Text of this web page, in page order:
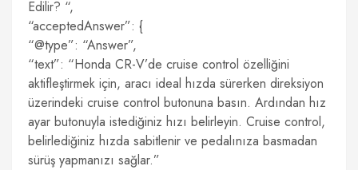
Edilir? “,
“acceptedAnswer”: {
“@type”: “Answer”,
“text”: “Honda CR-V’de cruise control özelliğini
aktifleştirmek için, aracı ideal hızda sürerken direksiyon
üzerindeki cruise control butonuna basın. Ardından hız
ayar butonuyla istediğiniz hızı belirleyin. Cruise control,
belirlediğiniz hızda sabitlenir ve pedalınıza basmadan
sürüş yapmanızı sağlar.”